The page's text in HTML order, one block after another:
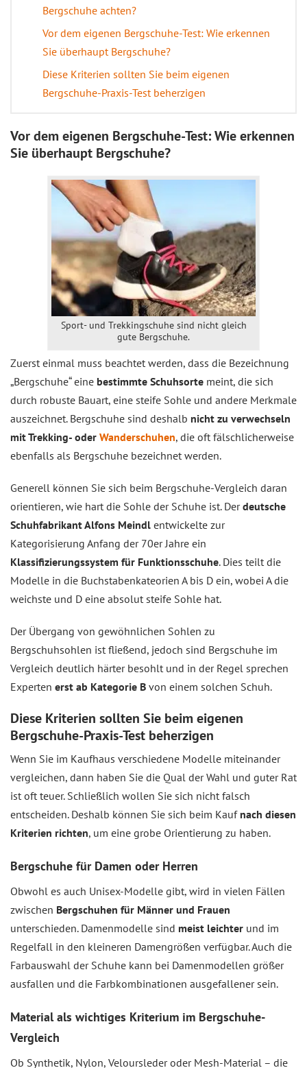
Bergschuhe achten?
Vor dem eigenen Bergschuhe-Test: Wie erkennen
Sie überhaupt Bergschuhe?
Diese Kriterien sollten Sie beim eigenen
Bergschuhe-Praxis-Test beherzigen
Vor dem eigenen Bergschuhe-Test: Wie erkennen
Sie überhaupt Bergschuhe?
Sport- und Trekkingschuhe sind nicht gleich
gute Bergschuhe.
Zuerst einmal muss beachtet werden, dass die Bezeichnung
„Bergschuhe“ eine bestimmte Schuhsorte meint, die sich
durch robuste Bauart, eine steife Sohle und andere Merkmale
auszeichnet. Bergschuhe sind deshalb nicht zu verwechseln
mit Trekking- oder Wanderschuhen, die oft fälschlicherweise
ebenfalls als Bergschuhe bezeichnet werden.
Generell können Sie sich beim Bergschuhe-Vergleich daran
orientieren, wie hart die Sohle der Schuhe ist. Derdeutsche
Schuhfabrikant Alfons Meindl entwickelte zur
Kategorisierung Anfang der 70er Jahre ein
Klassifizierungssystem für Funktionsschuhe. Dies teilt die
Modelle in die Buchstabenkateorien A bis D ein, wobei A die
weichste und D eine absolut steife Sohle hat.
Der Übergang von gewöhnlichen Sohlen zu
Bergschuhsohlen ist fließend, jedoch sind Bergschuhe im
Vergleich deutlich härter besohlt und in der Regel sprechen
Experten erst ab Kategorie B von einem solchen Schuh.
Diese Kriterien sollten Sie beim eigenen
Bergschuhe-Praxis-Test beherzigen
Wenn Sie im Kaufhaus verschiedene Modelle miteinander
vergleichen, dann haben Sie die Qual der Wahl und guter Rat
ist oft teuer. Schließlich wollen Sie sich nicht falsch
entscheiden. Deshalb können Sie sich beim Kauf nach diesen
Kriterien richten, um eine grobe Orientierung zu haben.
Bergschuhe für Damen oder Herren
Obwohl es auch Unisex-Modelle gibt, wird in vielen Fällen
zwischen Bergschuhen für Männer und Frauen
unterschieden. Damenmodelle sind meist leichter und im
Regelfall in den kleineren Damengrößen verfügbar. Auch die
Farbauswahl der Schuhe kann bei Damenmodellen größer
ausfallen und die Farbkombinationen ausgefallener sein.
Material als wichtiges Kriterium im Bergschuhe-
Vergleich
Ob Synthetik, Nylon, Veloursleder oder Mesh-Material – die